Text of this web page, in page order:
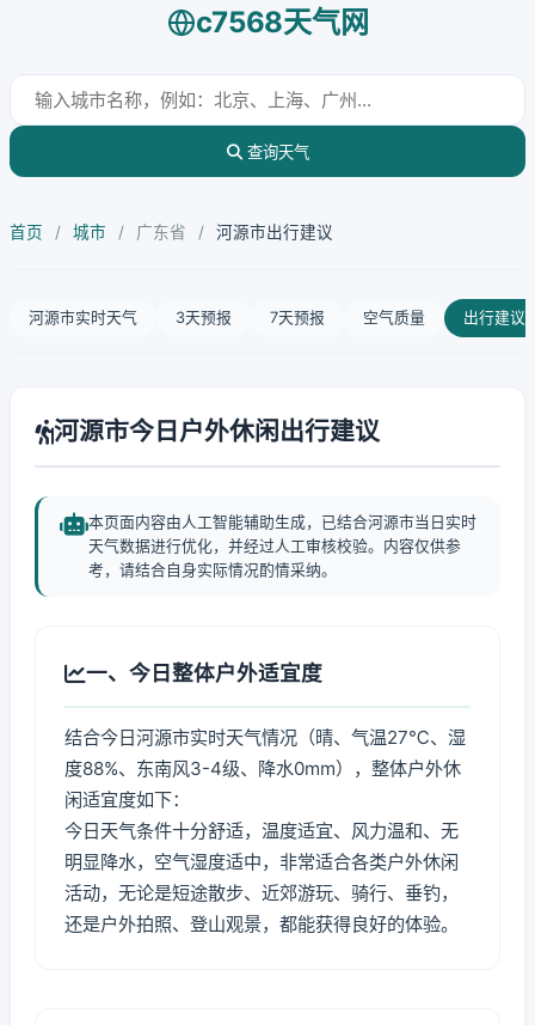
c7568天气网
查询天气
首页 / 城市 / 广东省 / 河源市出行建议
河源市实时天气 3天预报 7天预报 空气质量 出行建议
河源市今日户外休闲出行建议
本页面内容由人工智能辅助生成，已结合河源市当日实时
天气数据进行优化，并经过人工审核校验。内容仅供参
考，请结合自身实际情况酌情采纳。
一、今日整体户外适宜度
结合今日河源市实时天气情况（晴、气温27℃、湿
度88%、东南风3-4级、降水0mm），整体户外休
闲适宜度如下：
今日天气条件十分舒适，温度适宜、风力温和、无
明显降水，空气湿度适中，非常适合各类户外休闲
活动，无论是短途散步、近郊游玩、骑行、垂钓，
还是户外拍照、登山观景，都能获得良好的体验。